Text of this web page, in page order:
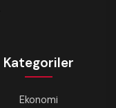
Kategoriler
Ekonomi